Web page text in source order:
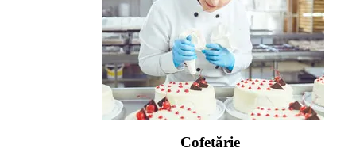
Cofetărie